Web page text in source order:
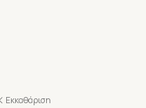
Εκκαθάριση